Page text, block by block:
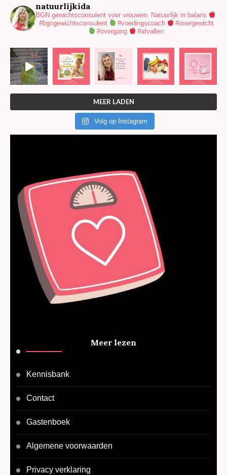
natuurlijkida
BGN gewichtsconsulent voor vrouwen.
Natuurlijk in balans
#bgngewichtsconsulent
#voedingscoach
#overgewicht
#overgang
#afvallen
MEER LADEN
Volg op Instagram
Meer lezen
Kennisbank
Contact
Gastenboek
Algemene voorwaarden
Privacy verklaring